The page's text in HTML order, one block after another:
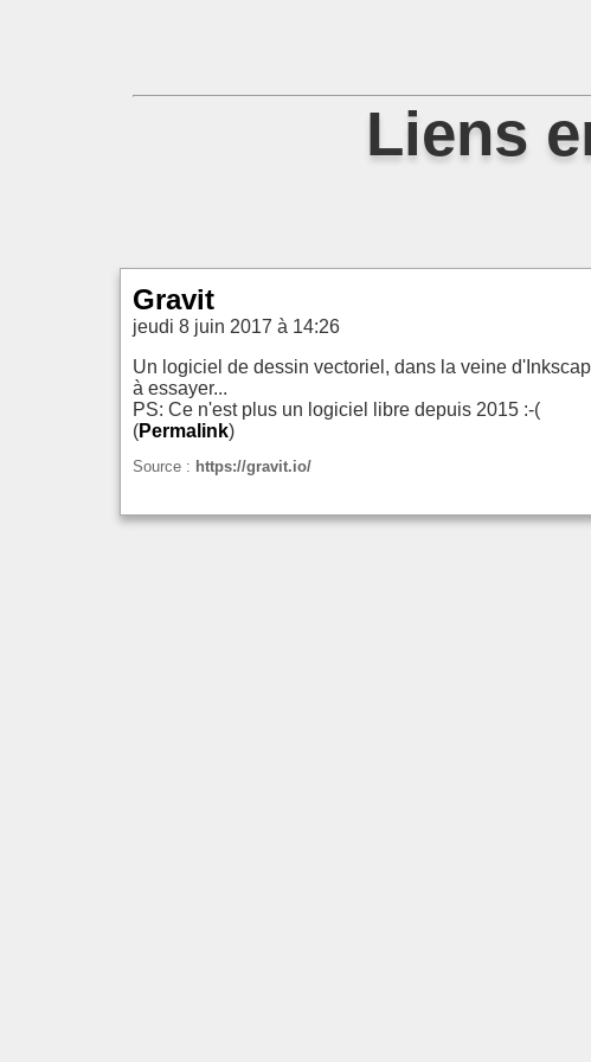
Liens
Gravit
jeudi 8 juin 2017 à 14:26
Un logiciel de dessin vectoriel, dans la veine
à essayer...
PS: Ce n'est plus un logiciel libre depuis 2015 :-(
(Permalink)
Source : https://gravit.io/